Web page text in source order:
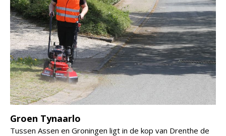
Groen Tynaarlo
Tussen Assen en Groningen ligt in de kop van Drenthe de